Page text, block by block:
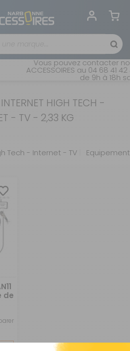
Vous pouvez contacter
ACCESSOIRES au 04 68 41
de 9h à 18h
HIGH TECH -
- TV - 2,33 KG
Tech - Internet - TV
de